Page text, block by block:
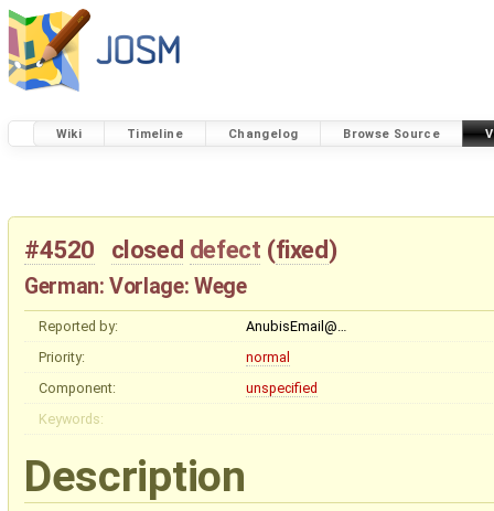
Wiki Timeline Changelog Browse Source
#4520 closed defect (fixed)
German: Vorlage: Wege
Reported by:
AnubisEmail@…
Priority:
normal
Component:
unspecified
Keywords:
Description